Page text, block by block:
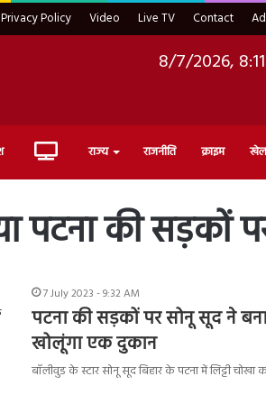
Privacy Policy Video Live TV Contact
8/7/2026,
Live राज्य राजनीति क्राइम खेल
पटना की सड़कों
7 July 2023 - 9:32 AM
पटना की सड़कों पर सोनू सूद ने
खोलूंगा एक दुकान
बॉलीवुड के स्टार सोनू सूद बिहार के पटना में लिट्टी